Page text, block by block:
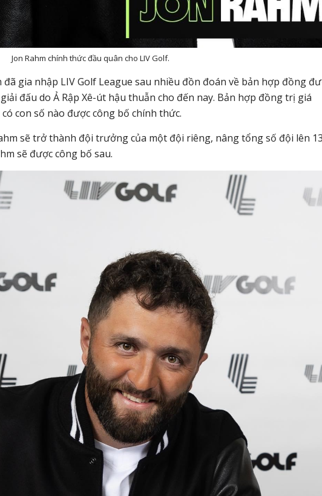
Jon Rahm chính thức đầu quân cho LIV Golf.
đã gia nhập LIV Golf League sau nhiều đồn đoán về bản hợp đồng
đấu do Ả Rập Xê-út hậu thuẫn cho đến nay. Bản hợp đồng trị giá
con số nào được công bố chính thức.
sẽ trở thành đội trưởng của một đội riêng, nâng tổng số đội lên
sẽ được công bố sau.